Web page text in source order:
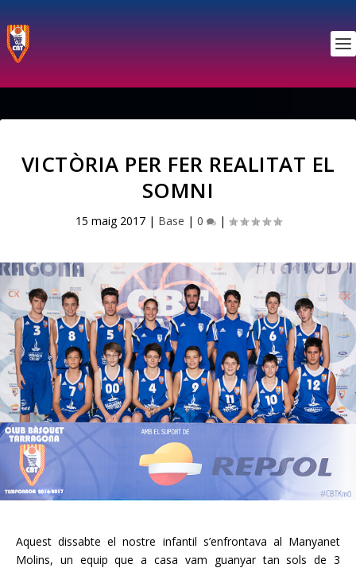
VICTÒRIA PER FER REALITAT EL
SOMNI
15 maig 2017| Base | 0 |
Aquest dissabte el nostre infantil s’enfrontava al Manyanet
Molins, un equip que a casa vam guanyar tan sols de 3